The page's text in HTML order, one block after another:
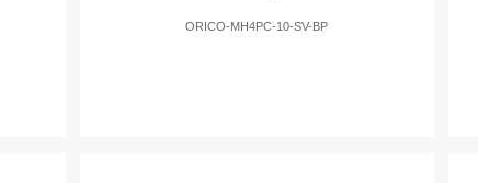
ORICO-MH4PC-10-SV-BP